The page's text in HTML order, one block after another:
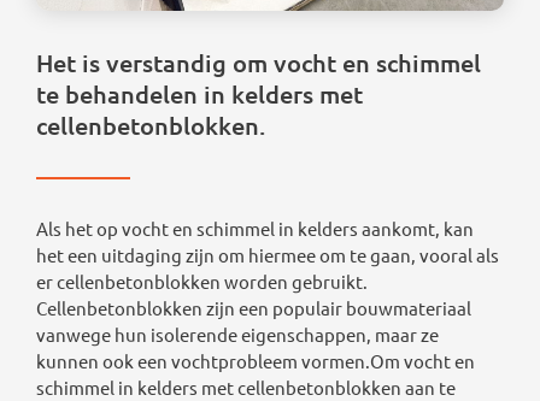
Het is verstandig om vocht en schimmel
te behandelen in kelders met
cellenbetonblokken.
Als het op vocht en schimmel in kelders aankomt, kan
het een uitdaging zijn om hiermee om te gaan, vooral als
er cellenbetonblokken worden gebruikt.
Cellenbetonblokken zijn een populair bouwmateriaal
vanwege hun isolerende eigenschappen, maar ze
kunnen ook een vochtprobleem vormen.Om vocht en
schimmel in kelders met cellenbetonblokken aan te